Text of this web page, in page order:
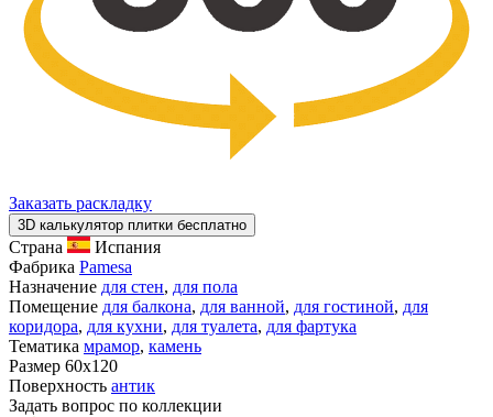
Заказать раскладку
3D калькулятор плитки бесплатно
Страна
Испания
Фабрика Pamesa
Назначение для стен, для пола
Помещение для балкона, для ванной, для гостиной, для
коридора, для кухни, для туалета, для фартука
Тематика мрамор, камень
Размер 60x120
Поверхность антик
Задать вопрос по коллекции